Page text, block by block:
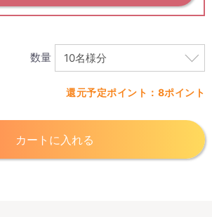
数量
還元予定ポイント：8ポイント
カートに入れる